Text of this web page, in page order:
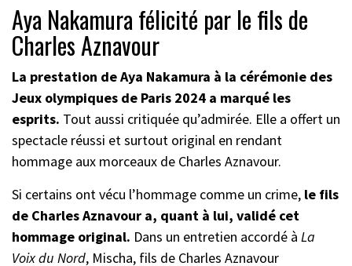
Aya Nakamura félicité par le fils de
Charles Aznavour
La prestation de Aya Nakamura à la cérémonie des
Jeux olympiques de Paris 2024 a marqué les
esprits. Tout aussi critiquée qu’admirée. Elle a offert un
spectacle réussi et surtout original en rendant
hommage aux morceaux de Charles Aznavour.
Si certains ont vécu l’hommage comme un crime, le fils
de Charles Aznavour a, quant à lui, validé cet
hommage original. Dans un entretien accordé à La
Voix du Nord, Mischa, fils de Charles Aznavour